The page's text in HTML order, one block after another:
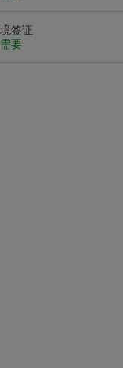
签证
要